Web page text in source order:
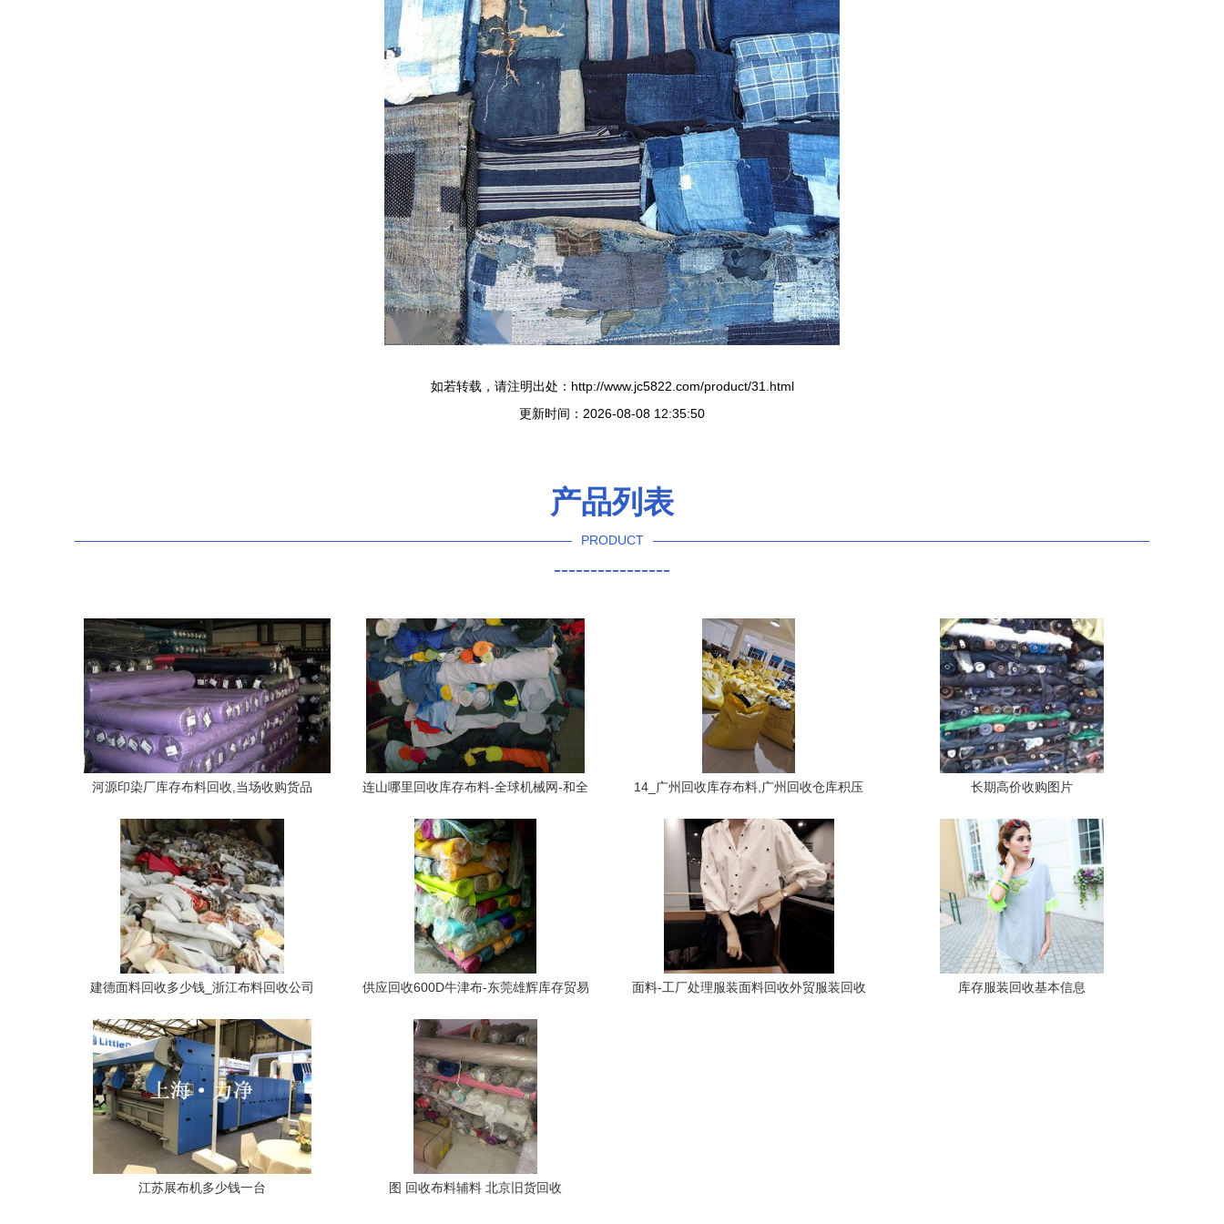
如若转载，请注明出处：http://www.jc5822.com/product/31.html
更新时间：2026-08-08 12:35:50
产品列表
PRODUCT
----------------
河源印染厂库存布料回收,当场收购货品
连山哪里回收库存布料-全球机械网-和全
14_广州回收库存布料,广州回收仓库积压
长期高价收购图片
建德面料回收多少钱_浙江布料回收公司
供应回收600D牛津布-东莞雄辉库存贸易
品、服务、图片、价格、皮革、布料、辅
料
面料-工厂处理服装面料回收外贸服装回收
库存服装回收基本信息
江苏展布机多少钱一台 图 回收布料辅料 北京旧货回收